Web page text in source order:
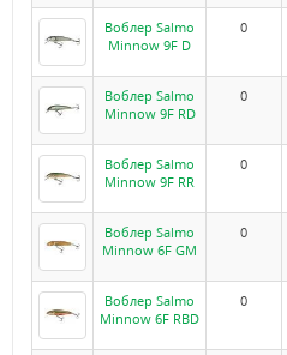
Воблер Salmo
Minnow 9F D
0
Воблер Salmo
Minnow 9F RD
0
Воблер Salmo
Minnow 9F RR
0
Воблер Salmo
Minnow 6F GM
0
Воблер Salmo
Minnow 6F RBD
0